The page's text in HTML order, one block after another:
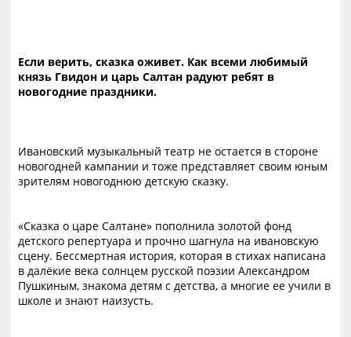
Если верить, сказка оживет. Как всеми любимый
князь Гвидон и царь Салтан радуют ребят в
новогодние праздники.
Ивановский музыкальный театр не остается в стороне
новогодней кампании и тоже представляет своим юным
зрителям новогоднюю детскую сказку.
«‎Сказка о царе Салтане» пополнила золотой фонд
детского репертуара и прочно шагнула на ивановскую
сцену. Бессмертная история, которая в стихах написана
в далёкие века солнцем русской поэзии Александром
Пушкиным, знакома детям с детства, а многие ее учили в
школе и знают наизусть.